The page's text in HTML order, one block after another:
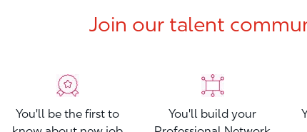
Join our talent
You'll be the first to
You'll build your